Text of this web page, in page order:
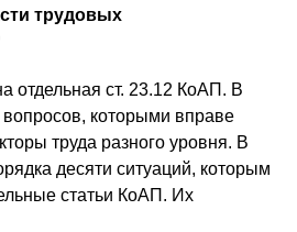
трудовых
отдельная ст. 23.12 КоАП. В
которыми вправе
труда разного уровня. В
десяти ситуаций, которым
статьи КоАП. Их